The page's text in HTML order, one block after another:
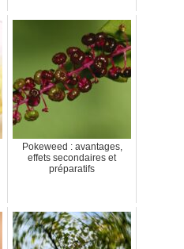
Pokeweed : avantages,
effets secondaires et
préparatifs